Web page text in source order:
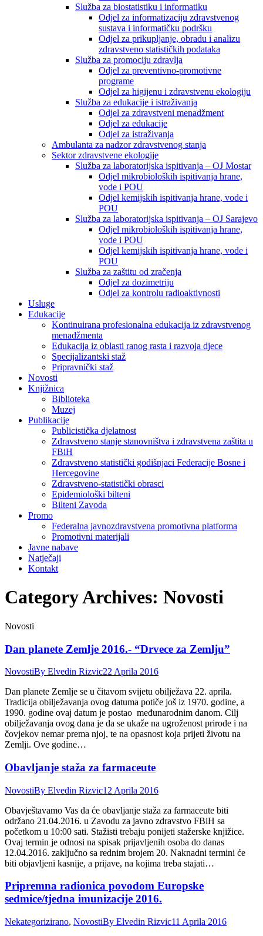
Služba za biostatistiku i informatiku
Odjel za informatizaciju zdravstvenog
sustava i informatičku podršku
Odjel za prikupljanje, obradu i analizu
zdravstveno statističkih podataka
Služba za promociju zdravlja
Odjel za preventivno-promotivne
programe
Odjel za higijenu i zdravstvenu ekologiju
Služba za edukacije i istraživanja
Odjel za zdravstveni menadžment
Odjel za edukacije
Odjel za istraživanja
Ambulanta za nadzor zdravstvenog stanja
Sektor zdravstvene ekologije
Služba za laboratorijska ispitivanja – OJ Mostar
Odjel mikrobioloških ispitivanja hrane,
vode i POU
Odjel kemijskih ispitivanja hrane, vode i
POU
Služba za laboratorijska ispitivanja – OJ Sarajevo
Odjel mikrobioloških ispitivanja hrane,
vode i POU
Odjel kemijskih ispitivanja hrane, vode i
POU
Služba za zaštitu od zračenja
Odjel za dozimetriju
Odjel za kontrolu radioaktivnosti
Usluge
Edukacije
Kontinuirana profesionalna edukacija iz zdravstvenog
menadžmenta
Edukacija iz oblasti ranog rasta i razvoja djece
Specijalizantski staž
Pripravnički staž
Novosti
Knjižnica
Biblioteka
Muzej
Publikacije
Publicistička djelatnost
Zdravstveno stanje stanovništva i zdravstvena zaštita u
FBiH
Zdravstveno statistički godišnjaci Federacije Bosne i
Hercegovine
Zdravstveno-statistički obrasci
Epidemiološki bilteni
Bilteni Zavoda
Promo
Federalna javnozdravstvena promotivna platforma
Promotivni materijali
Javne nabave
Natječaji
Kontakt
Category Archives: Novosti
Novosti
Dan planete Zemlje 2016.- “Drvece za Zemlju”
NovostiBy Elvedin Rizvic22 Aprila 2016
Dan planete Zemlje se u čitavom svijetu obilježava 22. aprila.
Tradicija obilježavanja ovog datuma potiče još iz 1970. godine, a
1990. godine ovaj datum je postao međunarodnim danom. Cilj
obilježavanja ovog dana je da se ukaže na ugroženost prirode i na
čovjekov nemar prema njoj, te na opasnost koja prijeti životu na
Zemlji. Ove godine…
Obavljanje staža za farmaceute
NovostiBy Elvedin Rizvic12 Aprila 2016
Obavještavamo Vas da će obavljanje staža za farmaceute biti
održano 21.04.2016. u Zavodu za javno zdravstvo FBiH sa
početkom u 10:00 sati. Stažisti trebaju ponijeti stažerske knjižice.
Ovaj termin je odnosi na spisak prijavljenih osoba do danas
12.04.2016. zaključno sa rednim brojem 20. Naknadni termini će
biti objavljeni kasnije, a prijave, na kojima treba stajati…
Pripremna radionica povodom Europske
sedmice/tjedna imunizacije 2016.
Nekategorizirano, NovostiBy Elvedin Rizvic11 Aprila 2016